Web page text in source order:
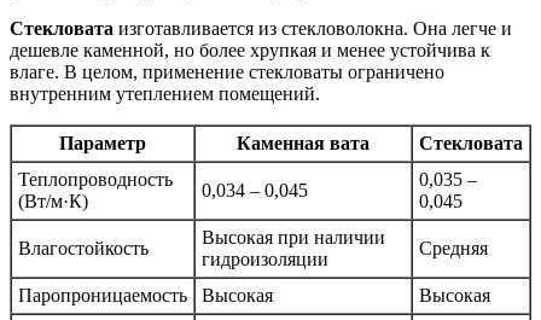
Стекловата изготавливается из стекловолокна. Она легче и
дешевле каменной, но более хрупкая и менее устойчива к
влаге. В целом, применение стекловаты ограничено
внутренним утеплением помещений.
Параметр Каменная вата
Стекловата
Теплопроводность
(Вт/м·К)
0,034 – 0,045
0,035 –
0,045
Влагостойкость
Высокая при наличии
гидроизоляции
Средняя
Паропроницаемость Высокая
Высокая